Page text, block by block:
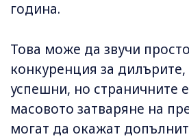
година.
Това може да звучи
конкуренция за дилърите,
успешни, но страничните
масовото затваряне на
могат да окажат